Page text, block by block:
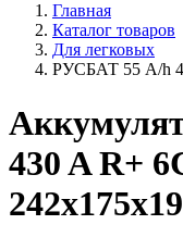
Главная
Каталог товаров
Для легковых
РУСБАТ 55 A/h
430 A R+